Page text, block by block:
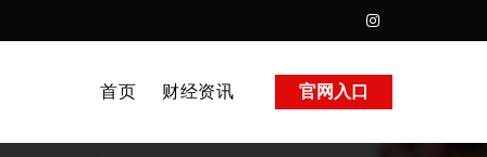
首页 财经资讯 官网入口